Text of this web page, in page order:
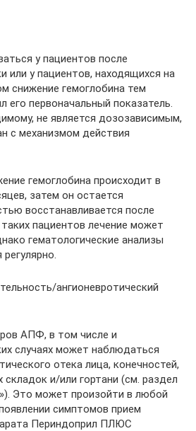
у пациентов после
или у пациентов, находящихся на
снижение гемоглобина тем
первоначальный показатель.
не является дозозависимым,
с механизмом действия
гемоглобина происходит в
затем он остается
восстанавливается после
пациентов лечение может
гематологические анализы
ангионевротический
АПФ, в том числе и
случаях может наблюдаться
отека лица, конечностей,
складок и/или гортани (см. раздел
Это может произойти в любой
симптомов прием
Периндоприл ПЛЮС